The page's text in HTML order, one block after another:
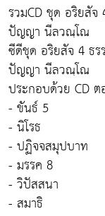
รวมCD ชุด อริยสัจ
ปัญญา นีลวณฺโณ
ซีดีชุด อริยสัจ 4 ธร
ปัญญา นีลวณฺโณ
ประกอบด้วย CD
- ขันธ์ 5
- นิโรธ
- ปฏิจจสมุปบาท
- มรรค 8
- วิปัสสนา
- สมาธิ